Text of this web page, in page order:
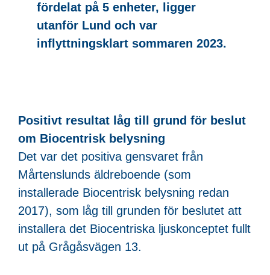
fördelat på 5 enheter, ligger
utanför Lund och var
inflyttningsklart sommaren 2023.
Positivt resultat låg till grund för beslut
om Biocentrisk belysning
Det var det positiva gensvaret från
Mårtenslunds äldreboende (som
installerade Biocentrisk belysning redan
2017), som låg till grunden för beslutet att
installera det Biocentriska ljuskonceptet fullt
ut på Grågåsvägen 13.